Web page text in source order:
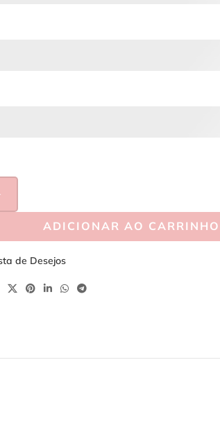
ADICIONAR AO CARRINHO
de Desejos